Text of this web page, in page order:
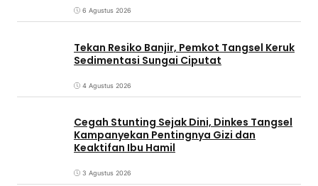
6 Agustus 2026
Tekan Resiko Banjir, Pemkot Tangsel Keruk
Sedimentasi Sungai Ciputat
4 Agustus 2026
Cegah Stunting Sejak Dini, Dinkes Tangsel
Kampanyekan Pentingnya Gizi dan
Keaktifan Ibu Hamil
3 Agustus 2026